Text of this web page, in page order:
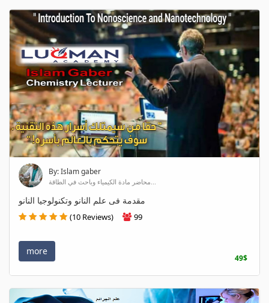
By: Islam gaber
محاضر مادة الكيمياء وباحث في الطاقة...
مقدمة فى علم النانو وتكنولوجيا النانو
(10 Reviews) 99
more
49$